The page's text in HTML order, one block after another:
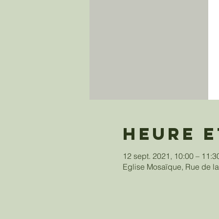
Heure
12 sept. 2021, 10:00 –
Eglise Mosaïque, Rue de